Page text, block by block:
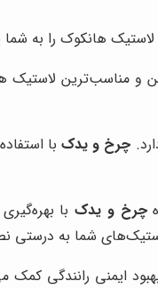
لاستیک هانکوک را به
و مناسب‌ترین
چرخ و یدکبا
چرخ و یدکبا
شما به درستی
ایمنی رانندگی کمک